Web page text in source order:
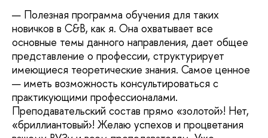
Полезная программа обучения для таких
новичков в С&В, как я. Она охватывает все
основные темы данного направления, дает общее
представление о профессии, структурирует
имеющиеся теоретические знания. Самое ценное
— иметь возможность консультироваться с
практикующими профессионалами.
Преподавательский состав прямо «золотой›! Нет,
«бриллиантовый›! Желаю успехов и процветания